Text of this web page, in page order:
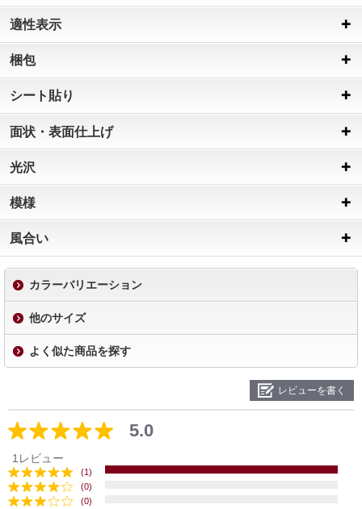
適性表示
梱包
シート貼り
面状・表面仕上げ
光沢
模様
風合い
カラーバリエーション
他のサイズ
よく似た商品を探す
レビューを書く
5.0
1レビュー
(1)
(0)
(0)